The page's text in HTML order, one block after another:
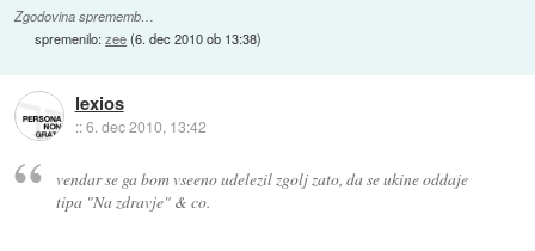
Zgodovina sprememb…
spremenilo:zee(6. dec 2010 ob 13:38)
lexios
::6. dec 2010, 13:42
vendar se ga bom vseeno udelezil zgolj zato, da se ukine oddaje
tipa "Na zdravje" & co.